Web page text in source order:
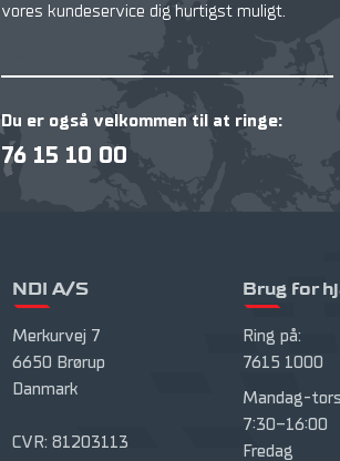
vores kundeservice dig hurtigst muligt.
Du er også velkommen til at ringe:
76 15 10 00
NDI A/S
Merkurvej 7
6650 Brørup
Danmark
CVR: 81203113
Brug for
Ring på:
7615 1000
Mandag-
7:30-16:00
Fredag